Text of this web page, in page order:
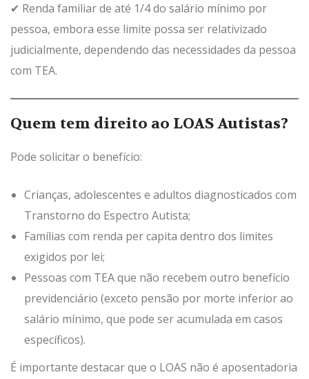
✔ Renda familiar de até 1/4 do salário mínimo por
pessoa, embora esse limite possa ser relativizado
judicialmente, dependendo das necessidades da pessoa
com TEA.
Quem tem direito ao LOAS Autistas?
Pode solicitar o benefício:
Crianças, adolescentes e adultos diagnosticados com
Transtorno do Espectro Autista;
Famílias com renda per capita dentro dos limites
exigidos por lei;
Pessoas com TEA que não recebem outro benefício
previdenciário (exceto pensão por morte inferior ao
salário mínimo, que pode ser acumulada em casos
específicos).
É importante destacar que o LOAS não é aposentadoria